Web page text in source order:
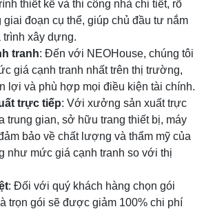
thiết kế và thi công nhà chi tiết, rõ
giai đoạn cụ thể, giúp chủ đầu tư nắm
trình xây dựng.
tranh: Đến với NEOHouse, chúng tôi
giá cạnh tranh nhất trên thị trường,
lợi và phù hợp mọi điều kiện tài chính.
trực tiếp: Với xưởng sản xuất trực
trung gian, sở hữu trang thiết bị, máy
bảo về chất lượng và thẩm mỹ của
như mức giá cạnh tranh so với thị
: Đối với quý khách hàng chọn gói
trọn gói sẽ được giảm 100% chi phí